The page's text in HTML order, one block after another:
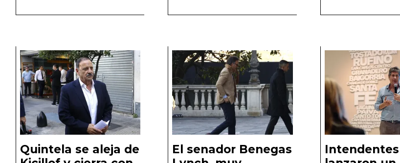
Quintela se aleja de
El senador Benegas
Intendentes